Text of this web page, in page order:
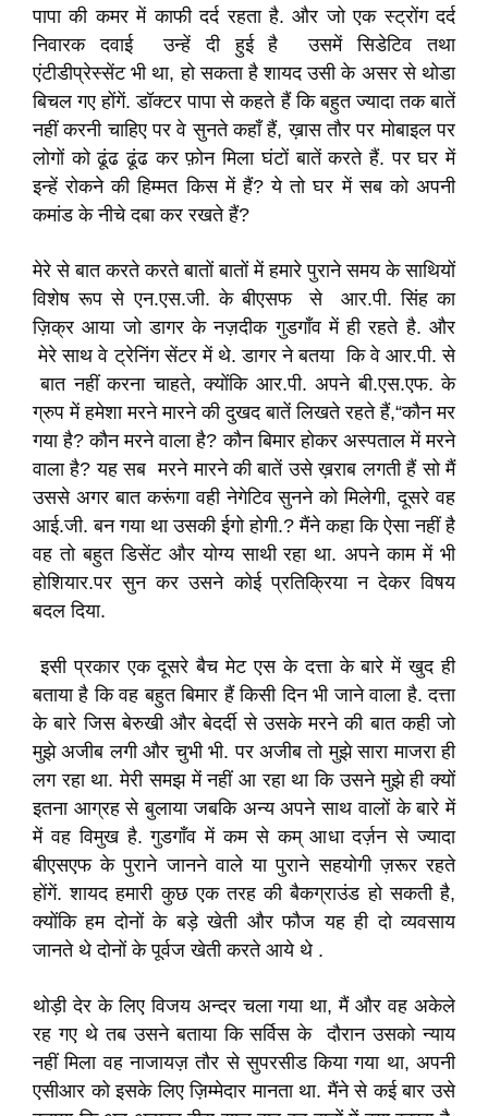
पापा की कमर में काफी दर्द रहता है. और जो एक स्ट्रोंग दर्द
निवारक दवाई उन्हें दी हुई है उसमें सिडेटिव तथा
एंटीडीप्रेस्सेंट भी था, हो सकता है शायद उसी के असर से थोडा
बिचल गए होंगें. डॉक्टर पापा से कहते हैं कि बहुत ज्यादा तक बातें
नहीं करनी चाहिए पर वे सुनते कहाँ हैं, ख़ास तौर पर मोबाइल पर
लोगों को ढूंढ ढूंढ कर फ़ोन मिला घंटों बातें करते हैं. पर घर में
इन्हें रोकने की हिम्मत किस में हैं? ये तो घर में सब को अपनी
कमांड के नीचे दबा कर रखते हैं?
मेरे से बात करते करते बातों बातों में हमारे पुराने समय के साथियों
विशेष रूप से एन.एस.जी. के बीएसफ से आर.पी. सिंह का
ज़िक्र आया जो डागर के नज़दीक गुडगाँव में ही रहते है. और
मेरे साथ वे ट्रेनिंग सेंटर में थे. डागर ने बतया कि वे आर.पी. से
बात नहीं करना चाहते, क्योंकि आर.पी. अपने बी.एस.एफ. के
ग्रुप में हमेशा मरने मारने की दुखद बातें लिखते रहते हैं,“कौन मर
गया है? कौन मरने वाला है? कौन बिमार होकर अस्पताल में मरने
वाला है? यह सब मरने मारने की बातें उसे ख़राब लगती हैं सो मैं
उससे अगर बात करूंगा वही नेगेटिव सुनने को मिलेगी, दूसरे वह
आई.जी. बन गया था उसकी ईगो होगी.? मैंने कहा कि ऐसा नहीं है
वह तो बहुत डिसेंट और योग्य साथी रहा था. अपने काम में भी
होशियार.पर सुन कर उसने कोई प्रतिक्रिया न देकर विषय
बदल दिया.
इसी प्रकार एक दूसरे बैच मेट एस के दत्ता के बारे में खुद ही
बताया है कि वह बहुत बिमार हैं किसी दिन भी जाने वाला है. दत्ता
के बारे जिस बेरुखी और बेदर्दी से उसके मरने की बात कही जो
मुझे अजीब लगी और चुभी भी. पर अजीब तो मुझे सारा माजरा ही
लग रहा था. मेरी समझ में नहीं आ रहा था कि उसने मुझे ही क्यों
इतना आग्रह से बुलाया जबकि अन्य अपने साथ वालों के बारे में
में वह विमुख है. गुडगाँव में कम से कम् आधा दर्ज़न से ज्यादा
बीएसएफ के पुराने जानने वाले या पुराने सहयोगी ज़रूर रहते
होंगें. शायद हमारी कुछ एक तरह की बैकग्राउंड हो सकती है,
क्योंकि हम दोनों के बड़े खेती और फौज यह ही दो व्यवसाय
जानते थे दोनों के पूर्वज खेती करते आये थे .
थोड़ी देर के लिए विजय अन्दर चला गया था, मैं और वह अकेले
रह गए थे तब उसने बताया कि सर्विस के दौरान उसको न्याय
नहीं मिला वह नाजायज़ तौर से सुपरसीड किया गया था, अपनी
एसीआर को इसके लिए ज़िम्मेदार मानता था. मैंने से कई बार उसे